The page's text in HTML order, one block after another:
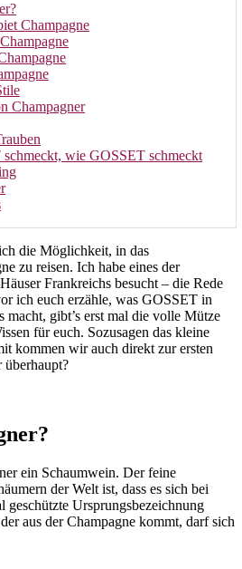
Champagne
Champagner
wie GOSSET schmeckt
die Möglichkeit, in das
zu reisen. Ich habe eines der
Frankreichs besucht – die Rede
ich euch erzähle, was GOSSET in
macht, gibt’s erst mal die volle Mütze
für euch. Sozusagen das kleine
kommen wir auch direkt zur ersten
überhaupt?
ein Schaumwein. Der feine
der Welt ist, dass es sich bei
geschützte Ursprungsbezeichnung
aus der Champagne kommt, darf sich